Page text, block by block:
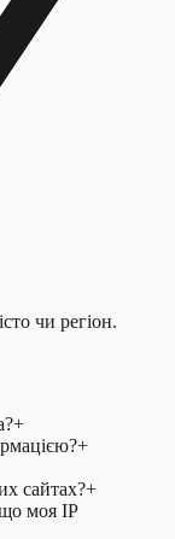
чи регіон.
+
+
сайтах?+
моя IP